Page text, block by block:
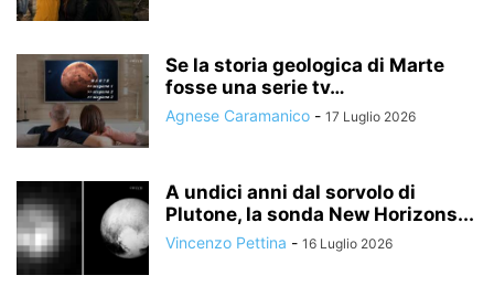
Se la storia geologica di Marte
fosse una serie tv…
Agnese Caramanico - 17 Luglio 2026
A undici anni dal sorvolo di
Plutone, la sonda New Horizons...
Vincenzo Pettina - 16 Luglio 2026